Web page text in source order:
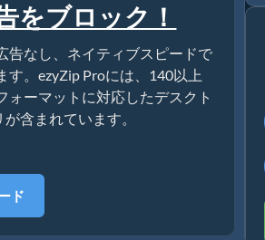
をブロック！
告なし、ネイティブスピードで
す。ezyZip Proには、140以上
ォーマットに対応したデスクト
含まれています。
ド